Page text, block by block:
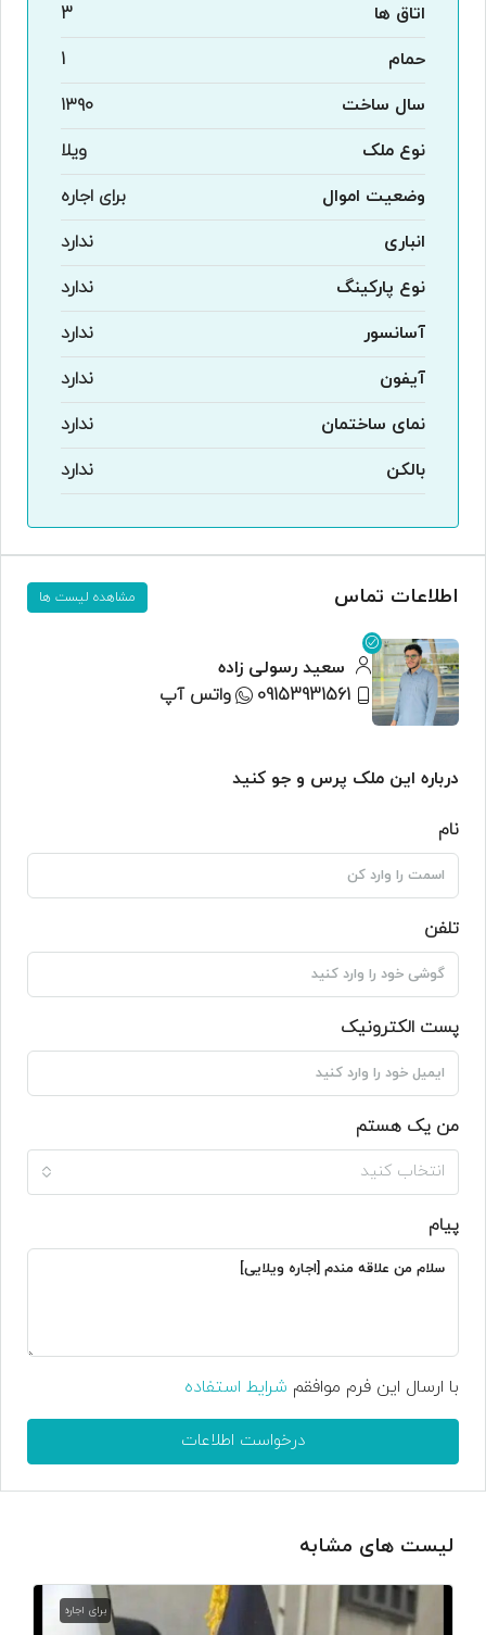
اتاق ها
3
حمام
1
سال ساخت
۱۳۹۰
نوع ملک
ویلا
وضعیت اموال
برای اجاره
انباری
ندارد
نوع پارکینگ
ندارد
آسانسور
ندارد
آیفون
ندارد
نمای ساختمان
ندارد
بالکن
ندارد
اطلاعات تماس مشاهده لیست ها
سعید رسولی زاده
09153931561
واتس آپ
درباره این ملک پرس و جو کنید
نام
تلفن
پست الکترونیک
من یک هستم
انتخاب کنید
پیام
با ارسال این فرم موافقم شرایط استفاده
درخواست اطلاعات
لیست های مشابه
برای اجاره